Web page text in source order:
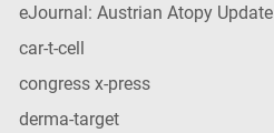
eJournal: Austrian Atopy Update
car-t-cell
congress x-press
derma-target